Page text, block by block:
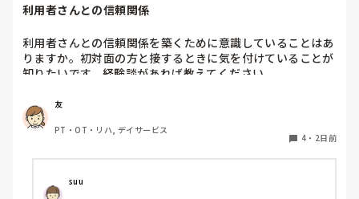
利用者さんとの信頼関係
利用者さんとの信頼関係を築くために意識していることはあ
りますか。初対面の方と接するときに気を付けていることが
知りたいです。経験談があれば教えてください。
友
PT・OT・リハ, デイサービス
4 ・ 2日前
suu